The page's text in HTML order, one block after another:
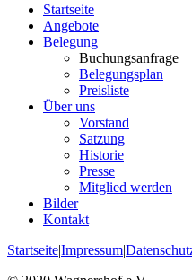
Startseite
Angebote
Belegung
Buchungsanfrage
Belegungsplan
Preisliste
Über uns
Vorstand
Satzung
Historie
Presse
Mitglied werden
Bilder
Kontakt
Startseite|Impressum|